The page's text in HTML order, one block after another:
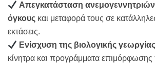
Απεγκατάσταση
όγκους και μεταφορά τους σε
εκτάσεις.
Ενίσχυση της βιολογικής γεωργίας
κίνητρα και προγράμματα